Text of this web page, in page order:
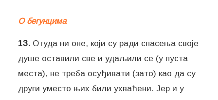
О бегунцима
13. Отуда ни оне, који су ради спасења своје
душе оставили све и удаљили се (у пуста
места), не треба осуђивати (зато) као да су
други уместо њих били ухваћени. Јер и у